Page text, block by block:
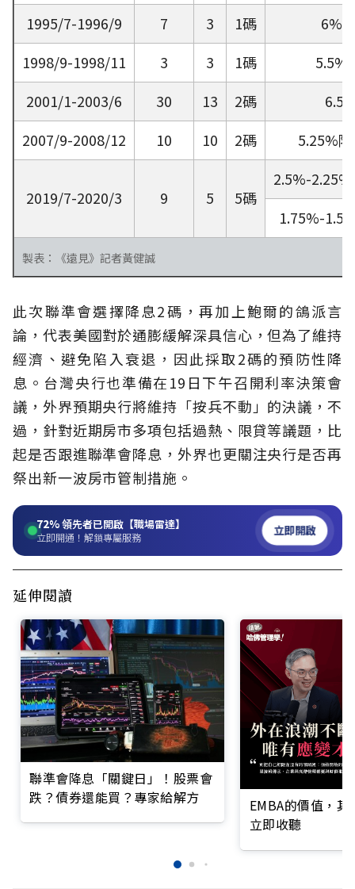
1995/7-1996/9
7 3 1碼
6%
1998/9-1998/11
3 3 1碼
5.5%
2001/1-2003/6
30 13 2碼
2007/9-2008/12
10 10 2碼 5.25%
2019/7-2020/3 9 5 5碼
2.5%-
1.75%-
製表：《遠見》記者黃健誠
此次聯準會選擇降息2碼，再加上鮑爾的鴿派言
論，代表美國對於通膨緩解深具信心，但為了維持
經濟、避免陷入衰退，因此採取2碼的預防性降
息。台灣央行也準備在19日下午召開利率決策會
議，外界預期央行將維持「按兵不動」的決議，不
過，針對近期房市多項包括過熱、限貸等議題，比
起是否跟進聯準會降息，外界也更關注央行是否再
祭出新一波房市管制措施。
72%領先者已開啟【職場雷達】
立即開通！解鎖專屬服務 立即開啟
延伸閱讀
聯準會降息「關鍵日」！股票會
跌？債券還能買？專家給解方
EMBA的價值，
立即收聽